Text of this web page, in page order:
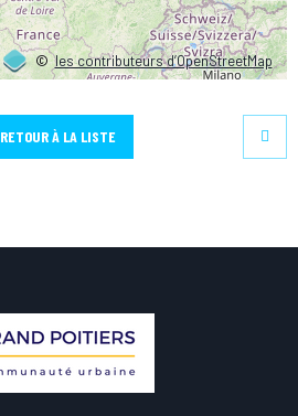
©les contributeurs d’OpenStreetMap
RETOUR À LA LISTE